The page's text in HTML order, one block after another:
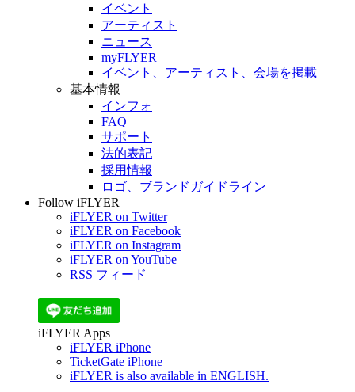
イベント
アーティスト
ニュース
myFLYER
イベント、アーティスト、会場を掲載
基本情報
インフォ
FAQ
サポート
法的表記
採用情報
ロゴ、ブランドガイドライン
Follow iFLYER
iFLYER on Twitter
iFLYER on Facebook
iFLYER on Instagram
iFLYER on YouTube
RSS フィード
iFLYER Apps
iFLYER iPhone
TicketGate iPhone
iFLYER is also available in ENGLISH.